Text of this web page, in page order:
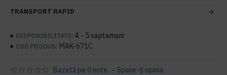
TRANSPORT RAPID
DISPONIBILITATE: 4 - 5 saptamani
COD PRODUS: MAK-671C
Bazată pe 0 note. - Spune-ţi opinia